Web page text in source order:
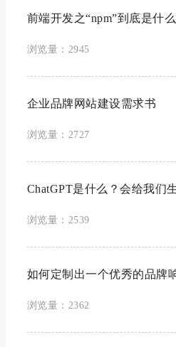
前端开发之“npm”到底是什
浏览量：2945
企业品牌网站建设需求书
浏览量：2727
浏览量：2539
如何定制出一个优秀的品牌
浏览量：2362